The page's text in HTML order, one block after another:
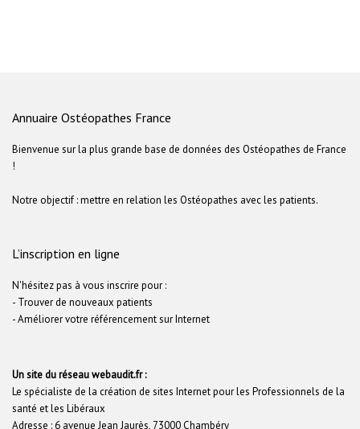
Annuaire Ostéopathes France
Bienvenue sur la plus grande base de données des Ostéopathes de France
!
Notre objectif : mettre en relation les Ostéopathes avec les patients.
L’inscription en ligne
N'hésitez pas à vous inscrire pour :
- Trouver de nouveaux patients
- Améliorer votre référencement sur Internet
Un site du réseau webaudit.fr :
Le spécialiste de la création de sites Internet pour les Professionnels de la
santé et les Libéraux
Adresse : 6 avenue Jean Jaurès, 73000 Chambéry